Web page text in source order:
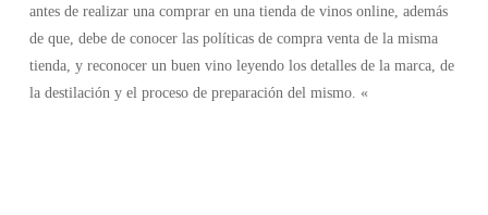
antes de realizar una comprar en una tienda de vinos online, además
de que, debe de conocer las políticas de compra venta de la misma
tienda, y reconocer un buen vino leyendo los detalles de la marca, de
la destilación y el proceso de preparación del mismo. «